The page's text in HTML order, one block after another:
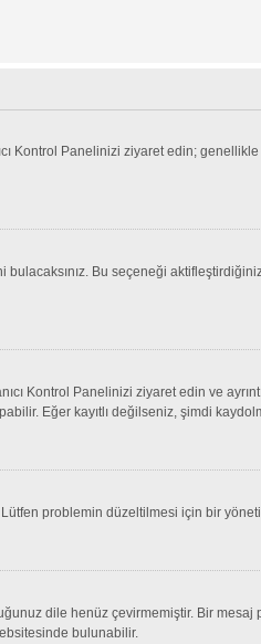
Kontrol Panelinizi ziyaret edin; genellikle
Bu seçeneği
Kontrol Panelinizi ziyaret edin ve
Eğer kayıtlı değilseniz, şimdi
problemin düzeltilmesi için bir
dile henüz çevirmemiştir. Bir
bulunabilir.